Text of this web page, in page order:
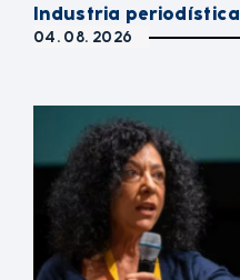
Industria periodística
04. 08. 2026